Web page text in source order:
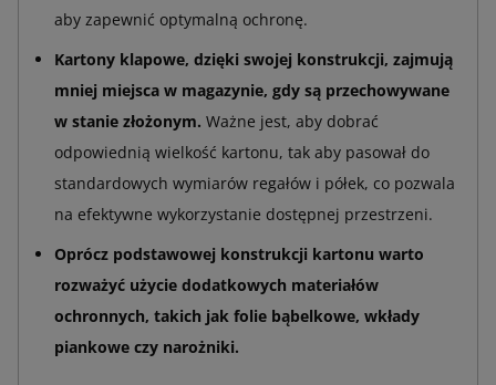
aby zapewnić optymalną ochronę.
Kartony klapowe, dzięki swojej konstrukcji, zajmują
mniej miejsca w magazynie, gdy są przechowywane
w stanie złożonym. Ważne jest, aby dobrać
odpowiednią wielkość kartonu, tak aby pasował do
standardowych wymiarów regałów i półek, co pozwala
na efektywne wykorzystanie dostępnej przestrzeni.
Oprócz podstawowej konstrukcji kartonu warto
rozważyć użycie dodatkowych materiałów
ochronnych, takich jak folie bąbelkowe, wkłady
piankowe czy narożniki.